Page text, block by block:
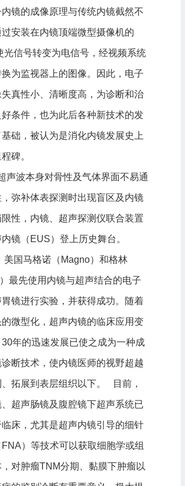
镜的成像原理与传统内镜截然不
过安装在内镜顶端微型摄像机的
光信号转变为电信号，经视频系统
为监视器上的图像。因此，电子
真性小、清晰度高，为诊断和治
条件，也为此后各种新技术的发
基础，被认为是消化内镜发展史上
碑。
声波本身对骨性及气体界面不易通
弥补体表探测时出现盲区及内镜
性，内镜、超声探测仪联合装置
镜（EUS）登上历史舞台。
美国马格诺（Magno）和格林
）最先使用内镜与超声结合的电子
镜进行实验，并获得成功。随着
微型化，超声内镜的临床应用变
30年的迅速发展已使之成为一种成
断技术，使内镜医师的视野超越
拓展到表层组织以下。 目前，
超声肠镜及腹腔镜下超声系统已
临床，尤其是超声内镜引导的细针
）等技术可以获取细胞学或组
对肿瘤TNM分期、黏膜下肿瘤以